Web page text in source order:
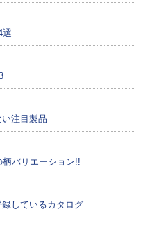
選
注目製品
バリエーション!!
しているカタログ